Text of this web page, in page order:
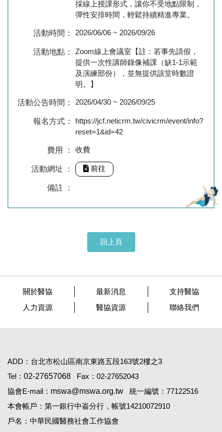
採線上授課形式，讓你不受地點限制，
彈性安排時間，輕鬆持續精進專業。
活動時間： 2026/06/06 ~ 2026/09/26
活動地點：
Zoom線上會議室【註：若事先請假，
提供一次性講師錄像補課（缺1-1示範
及演練部份），並無提供該堂時數證
明。】
活動公告時間： 2026/04/30 ~ 2026/09/25
報名方式：
https://jcf.neticrm.tw/civicrm/event/info?
reset=1&id=42
費用 ： 收費
活動網址 ： 前往
備註 ：
回上頁
關於醫協 最新消息
支持醫協
人力資源
醫協資源 聯絡我們
ADD：台北市松山區南京東路五段163號2樓之3
Tel： 02-27657068
Fax：02-27652043
協會E-mail： mswa@mswa.org.tw
統一編號：77122516
本會帳戶：第一銀行中崙分行，帳號14210072910
戶名：中華民國醫務社會工作協會